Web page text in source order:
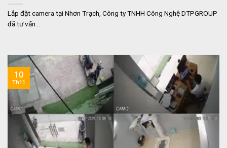
Lắp đặt camera tại Nhơn Trạch, Công ty TNHH Công Nghệ DTPGROUP
đã tư vấn...
10
Th11